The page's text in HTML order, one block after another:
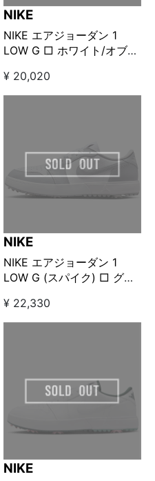
NIKE
NIKE エアジョーダン 1
LOW G □ ホワイト/オブシ
¥ 20,020
NIKE
NIKE エアジョーダン 1
LOW G (スパイク) □ グレ
¥ 22,330
NIKE